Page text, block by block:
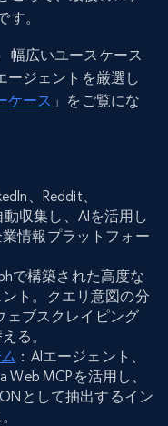
。
幅広いユースケース
ージェントを厳選し
ケース 」をご覧にな
、Reddit、
収集し、AIを活用し
情報プラットフォー
で構築された高度な
ト。クエリ意図の分
ェブスクレイピング
る。
：AIエージェント、
Web MCPを活用し、
として抽出するイン